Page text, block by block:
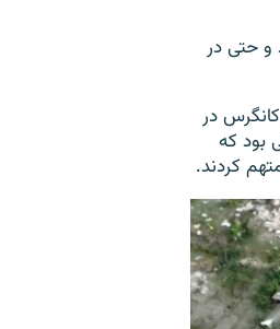
و حتی در
در
بود که
کردند.